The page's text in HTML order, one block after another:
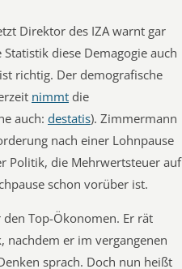
Direktor des IZA warnt gar
diese Demagogie auch
richtig. Der demografische
nimmt die
auch: destatis). Zimmermann
nach einer Lohnpause
Politik, die Mehrwertsteuer auf
schon vorüber ist.
Top-Ökonomen. Er rät
nachdem er im vergangenen
sprach. Doch nun heißt